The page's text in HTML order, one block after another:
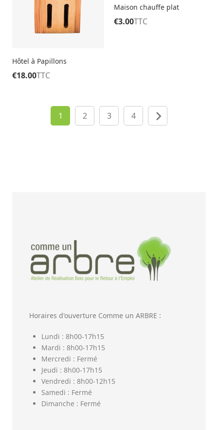
Hôtel à Papillons
€18.00TTC
Maison chauffe plat
€3.00TTC
1 2 3 4
Horaires d'ouverture Comme un ARBRE :
Lundi : 8h00-17h15
Mardi : 8h00-17h15
Mercredi : Fermé
Jeudi : 8h00-17h15
Vendredi : 8h00-12h15
Samedi : Fermé
Dimanche : Fermé